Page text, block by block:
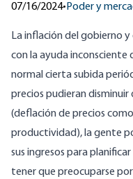
07/16/2024• Poder y
La inflación del gobierno
con la ayuda inconsciente
normal cierta subida
precios pudieran
(deflación de precios
productividad), la gente
sus ingresos para
tener que preocuparse por